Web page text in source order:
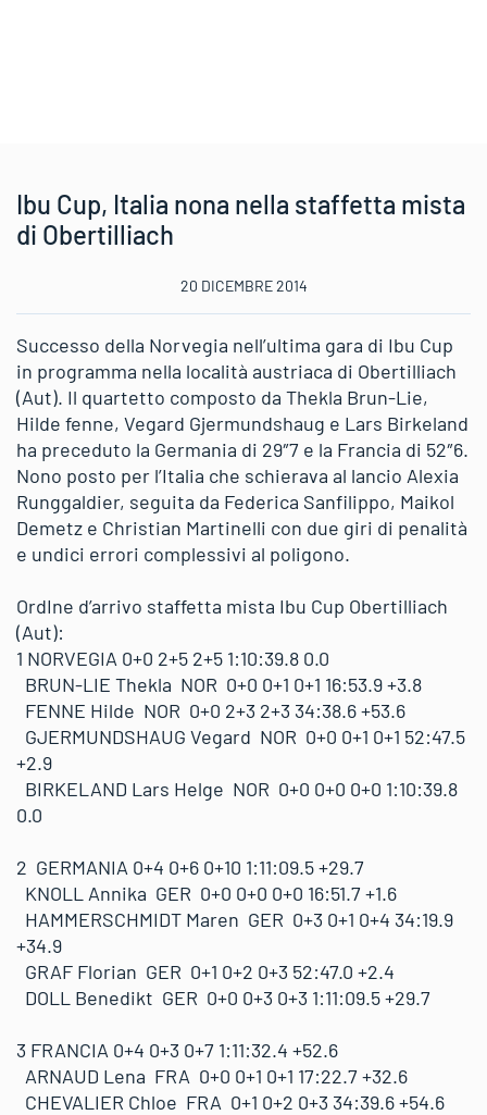
Ibu Cup, Italia nona nella staffetta mista
di Obertilliach
20 DICEMBRE 2014
Successo della Norvegia nell’ultima gara di Ibu Cup
in programma nella località austriaca di Obertilliach
(Aut). Il quartetto composto da Thekla Brun-Lie,
Hilde fenne, Vegard Gjermundshaug e Lars Birkeland
ha preceduto la Germania di 29″7 e la Francia di 52″6.
Nono posto per l’Italia che schierava al lancio Alexia
Runggaldier, seguita da Federica Sanfilippo, Maikol
Demetz e Christian Martinelli con due giri di penalità
e undici errori complessivi al poligono.
OrdIne d’arrivo staffetta mista Ibu Cup Obertilliach
(Aut):
1 NORVEGIA 0+0 2+5 2+5 1:10:39.8 0.0
BRUN-LIE Thekla NOR 0+0 0+1 0+1 16:53.9 +3.8
FENNE Hilde NOR 0+0 2+3 2+3 34:38.6 +53.6
GJERMUNDSHAUG Vegard NOR 0+0 0+1 0+1 52:47.5
+2.9
BIRKELAND Lars Helge NOR 0+0 0+0 0+0 1:10:39.8
0.0
2 GERMANIA 0+4 0+6 0+10 1:11:09.5 +29.7
KNOLL Annika GER 0+0 0+0 0+0 16:51.7 +1.6
HAMMERSCHMIDT Maren GER 0+3 0+1 0+4 34:19.9
+34.9
GRAF Florian GER 0+1 0+2 0+3 52:47.0 +2.4
DOLL Benedikt GER 0+0 0+3 0+3 1:11:09.5 +29.7
3 FRANCIA 0+4 0+3 0+7 1:11:32.4 +52.6
ARNAUD Lena FRA 0+0 0+1 0+1 17:22.7 +32.6
CHEVALIER Chloe FRA 0+1 0+2 0+3 34:39.6 +54.6